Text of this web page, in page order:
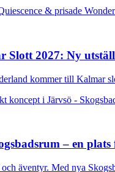
Slott 2027: Ny
kommer till Kalmar
– en
äventyr. Med nya